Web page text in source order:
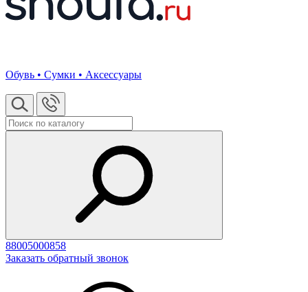
Обувь • Сумки • Аксессуары
88005000858
Заказать обратный звонок